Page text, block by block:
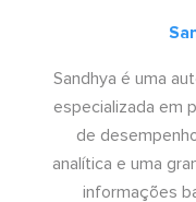
Sandhya é uma
especializada em
de
analítica e uma
informações